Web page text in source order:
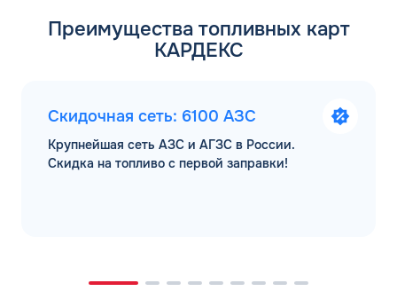
Преимущества топливных карт
КАРДЕКС
Скидочная сеть: 6100 АЗС
Крупнейшая сеть АЗС и АГЗС в России.
Скидка на топливо с первой заправки!